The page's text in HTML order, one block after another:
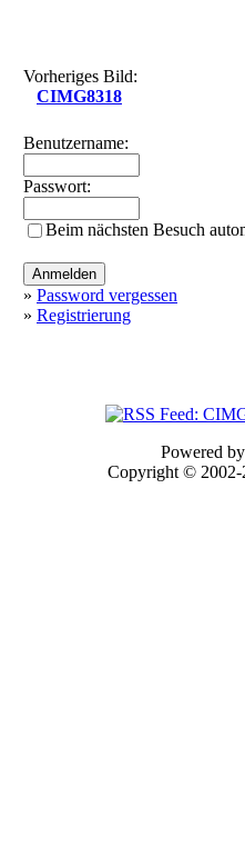
Vorheriges Bild:
CIMG8318
Benutzername:
Passwort:
Beim nächsten Besuch
» Password vergessen
» Registrierung
Powered by
Copyright © 2002-